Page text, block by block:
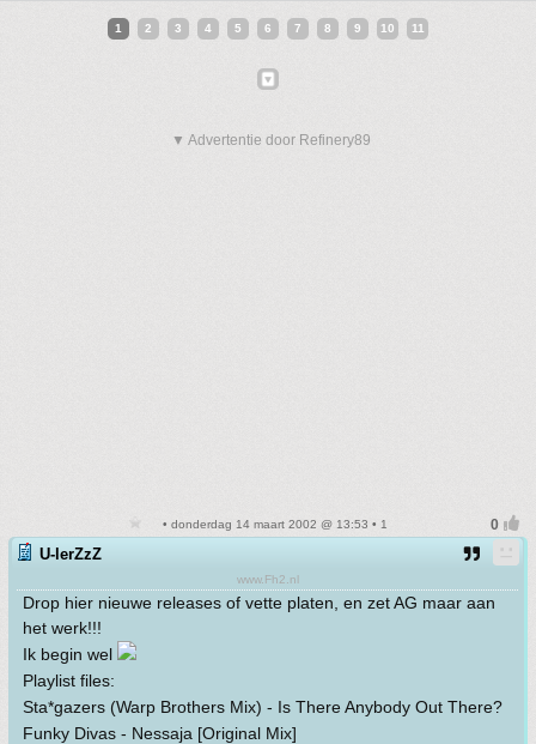
1 2 3 4 5 6 7 8 9 10 11
▼ Advertentie door Refinery89
• donderdag 14 maart 2002 @ 13:53 • 1
U-lerZzZ
www.Fh2.nl
Drop hier nieuwe releases of vette platen, en zet AG maar aan
het werk!!!
Ik begin wel
Playlist files:
Sta*gazers (Warp Brothers Mix) - Is There Anybody Out There?
Funky Divas - Nessaja [Original Mix]